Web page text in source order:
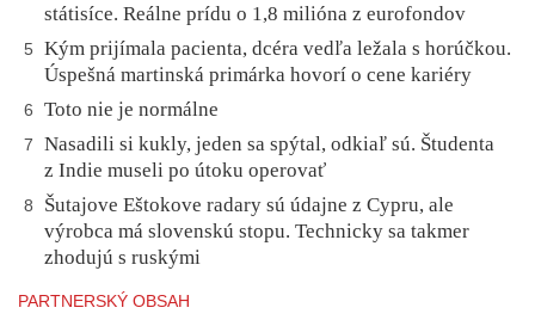
státisíce. Reálne prídu o 1,8 milióna z eurofondov
5
Kým prijímala pacienta, dcéra vedľa ležala s horúčkou.
Úspešná martinská primárka hovorí o cene kariéry
6 Toto nie je normálne
7
Nasadili si kukly, jeden sa spýtal, odkiaľ sú. Študenta
z Indie museli po útoku operovať
8
Šutajove Eštokove radary sú údajne z Cypru, ale
výrobca má slovenskú stopu. Technicky sa takmer
zhodujú s ruskými
PARTNERSKÝ OBSAH